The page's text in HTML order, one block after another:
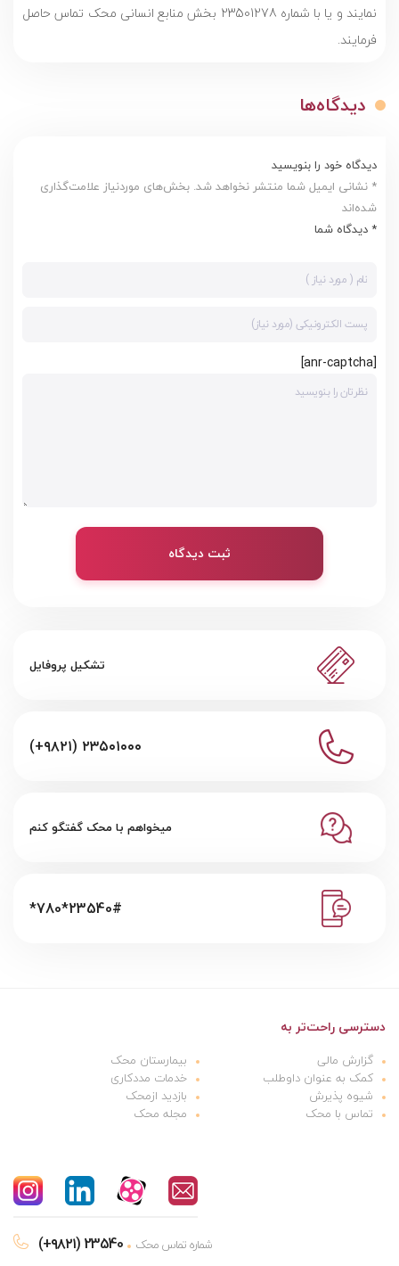
نمایند و یا با شماره‌ 23501278 بخش منابع انسانی محک تماس حاصل
فرمایند.
دیدگاه‌ها
دیدگاه خود را بنویسید
* نشانی ایمیل شما منتشر نخواهد شد. بخش‌های موردنیاز علامت‌گذاری
شده‌اند
* دیدگاه شما
[anr-captcha]
ثبت دیدگاه
تشکیل پروفایل
(+۹۸۲۱) ۲۳۵۰۱۰۰۰
میخواهم با محک گفتگو کنم
*780*23540#
دسترسی راحت‌تر به
گزارش مالی
بیمارستان محک
کمک به عنوان داوطلب
خدمات مددکاری
شیوه پذیرش
بازدید ازمحک
تماس با محک
مجله محک
(+۹۸۲۱) 23540 شماره تماس محک